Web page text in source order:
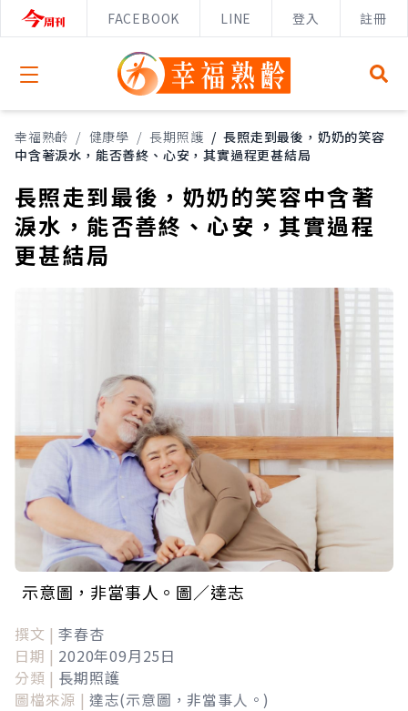
FACEBOOK LINE 登入 註冊
Open menu
幸福熟齡 / 健康學 / 長期照護 / 長照走到最後，奶奶的笑容
中含著淚水，能否善終、心安，其實過程更甚結局
長照走到最後，奶奶的笑容中含著
淚水，能否善終、心安，其實過程
更甚結局
示意圖，非當事人。圖／達志
撰文 | 李春杏
日期 | 2020年09月25日
分類 | 長期照護
圖檔來源 | 達志(示意圖，非當事人。)